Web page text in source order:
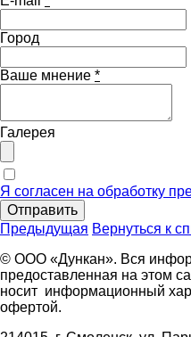
Город
Ваше мнение *
Галерея
Я согласен на обработку
Отправить
Предыдущая Вернуться к
© ООО «Дункан». Вся
предоставленная на этом
носит информационный
офертой.